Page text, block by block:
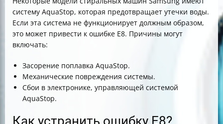
систему AquaStop, которая предотвращает утечки воды.
Если эта система не функционирует должным образом,
это может привести к ошибке E8. Причины могут
включать:
Засорение поплавка AquaStop.
Механические повреждения системы.
Сбои в электронике, управляющей системой
AquaStop.